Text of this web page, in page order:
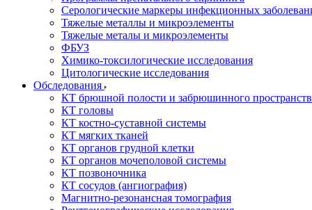
Серологические маркеры инфекционных
Тяжелые металлы и микроэлементы
Тяжелые металы и микроэлементы
ФБУЗ
Химико-токсилогические исследования
Цитологические исследования
Обследования
КТ брюшной полости и забрюшинного
КТ головы
КТ костно-суставной системы
КТ мягких тканей
КТ органов грудной клетки
КТ органов мочеполовой системы
КТ позвоночника
КТ сосудов (ангиография)
Магнитно-резонансная томография